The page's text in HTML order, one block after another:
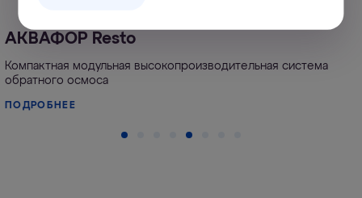
АКВАФОР Resto
Компактная модульная высокопроизводительная система
обратного осмоса
ПОДРОБНЕЕ